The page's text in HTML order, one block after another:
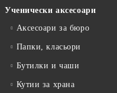
Ученически аксесоари
Аксесоари за бюро
Папки, класьори
Бутилки и чаши
Кутии за храна